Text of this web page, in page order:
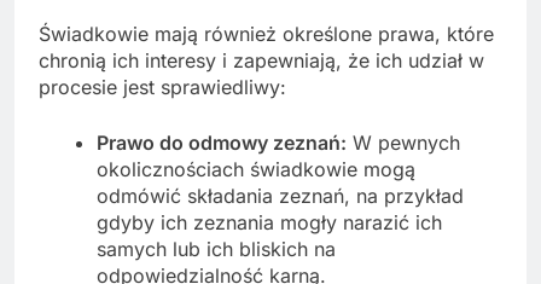
Świadkowie mają również określone prawa, które
chronią ich interesy i zapewniają, że ich udział w
procesie jest sprawiedliwy:
Prawo do odmowy zeznań: W pewnych
okolicznościach świadkowie mogą
odmówić składania zeznań, na przykład
gdyby ich zeznania mogły narazić ich
samych lub ich bliskich na
odpowiedzialność karną.